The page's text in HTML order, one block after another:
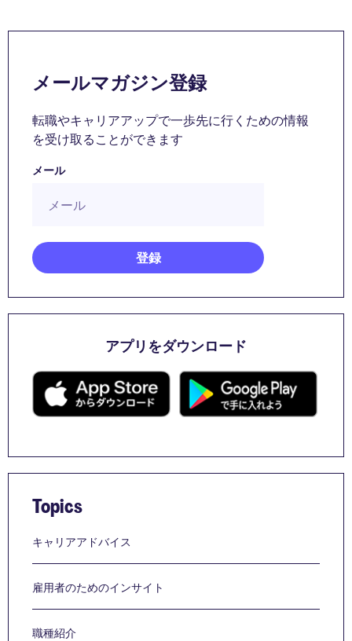
メールマガジン登録
転職やキャリアアップで一歩先に行くための情報
を受け取ることができます
メール
アプリをダウンロード
Topics
キャリアアドバイス
雇用者のためのインサイト
職種紹介